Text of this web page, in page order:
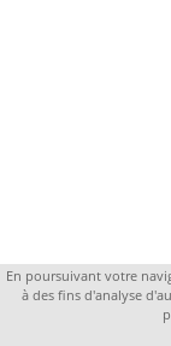
En poursuivant votre
à des fins d'analyse